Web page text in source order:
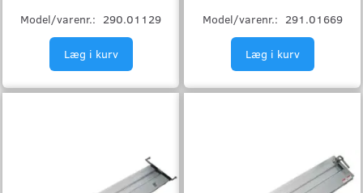
Model/varenr.: 290.01129
Læg i kurv
Model/varenr.: 291.01669
Læg i kurv